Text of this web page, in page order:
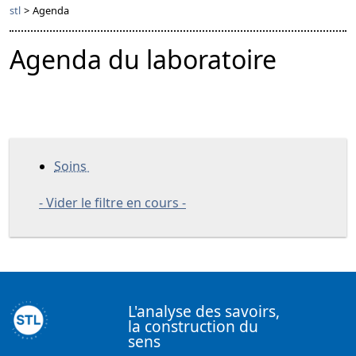
stl > Agenda
Agenda du laboratoire
Soins
- Vider le filtre en cours -
L'analyse des savoirs,
la construction du
sens